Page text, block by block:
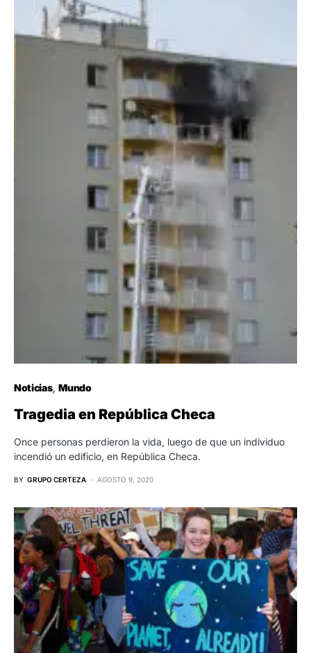
Noticias Mundo
Tragedia en República Checa
Once personas perdieron la vida, luego de que un individuo
incendió un edificio, en República Checa.
BY GRUPO CERTEZA AGOSTO 9, 2020